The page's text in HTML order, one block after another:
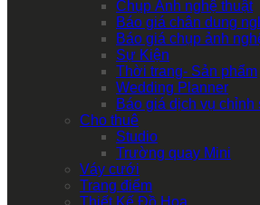
Chụp Ảnh nghệ thuật
Báo giá chân dung
Báo giá chụp ảnh
Sự Kiện
Thời trang- Sản phẩm
Wedding Planner
Báo giá dịch vụ
Cho thuê
Studio
Trường quay Mini
Váy cưới
Trang điểm
Thiết Kế Đồ Họa